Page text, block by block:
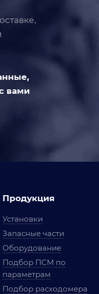
вами
Продукция
Установки
Запасные части
Оборудование
Подбор ПСМ по
параметрам
Подбор расходомера